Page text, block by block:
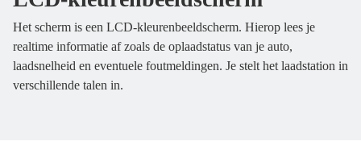
Het scherm is een LCD-kleurenbeeldscherm. Hierop lees je
realtime informatie af zoals de oplaadstatus van je auto,
laadsnelheid en eventuele foutmeldingen. Je stelt het laadstation in
verschillende talen in.